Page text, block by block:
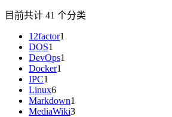
目前共计 41 个分类
12factor1
DOS1
DevOps1
Docker1
IPC1
Linux6
Markdown1
MediaWiki3